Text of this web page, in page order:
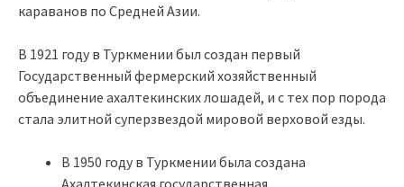
караванов по Средней Азии.
В 1921 году в Туркмении был создан первый
Государственный фермерский хозяйственный
объединение ахалтекинских лошадей, и с тех пор порода
стала элитной суперзвездой мировой верховой езды.
В 1950 году в Туркмении была создана